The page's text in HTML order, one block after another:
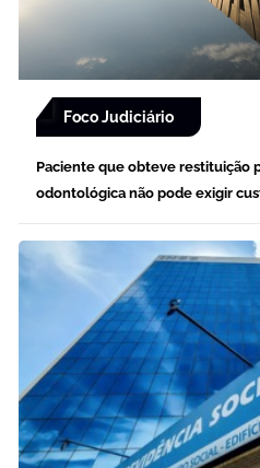
Foco Judiciário
Paciente que obteve restituição
odontológica não pode exigir